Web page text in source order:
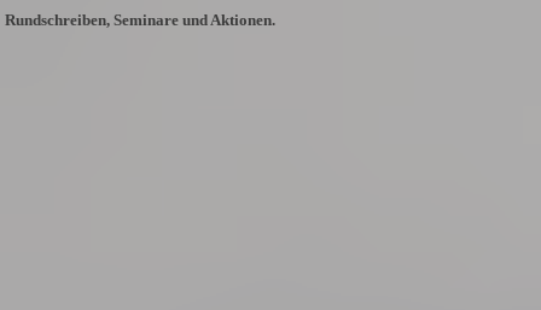
Rundschreiben, Seminare und Aktionen.